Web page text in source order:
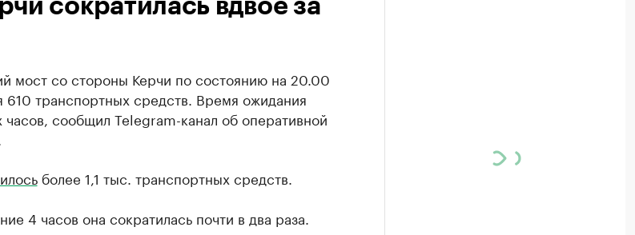
сократилась вдвое за
мост со стороны Керчи по состоянию на 20.00
610 транспортных средств. Время ожидания
часов, сообщил Telegram-канал об оперативной
более 1,1 тыс. транспортных средств.
4 часов она сократилась почти в два раза.